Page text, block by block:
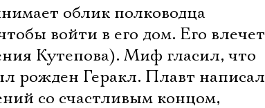
облик полководца
войти в его дом. Его влечет
Кутепова). Миф гласил, что
рожден Геракл. Плавт написал
со счастливым концом,